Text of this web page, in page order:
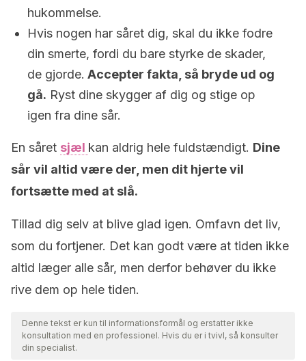
hukommelse.
Hvis nogen har såret dig, skal du ikke fodre
din smerte, fordi du bare styrke de skader,
de gjorde. Accepter fakta, så bryde ud og
gå. Ryst dine skygger af dig og stige op
igen fra dine sår.
En såret sjæl kan aldrig hele fuldstændigt. Dine
sår vil altid være der, men dit hjerte vil
fortsætte med at slå.
Tillad dig selv at blive glad igen. Omfavn det liv,
som du fortjener. Det kan godt være at tiden ikke
altid læger alle sår, men derfor behøver du ikke
rive dem op hele tiden.
Denne tekst er kun til informationsformål og erstatter ikke
konsultation med en professionel. Hvis du er i tvivl, så konsulter
din specialist.